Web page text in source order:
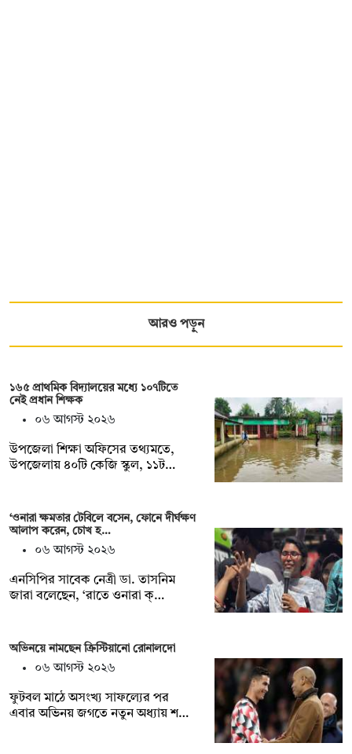
আরও পড়ুন
১৬৫ প্রাথমিক বিদ্যালয়ের মধ্যে ১০৭টিতে
নেই প্রধান শিক্ষক
০৬ আগস্ট ২০২৬
উপজেলা শিক্ষা অফিসের তথ্যমতে,
উপজেলায় ৪০টি কেজি স্কুল, ১১ট…
‘ওনারা ক্ষমতার টেবিলে বসেন, ফোনে দীর্ঘক্ষণ
আলাপ করেন, চোখ হ…
০৬ আগস্ট ২০২৬
এনসিপির সাবেক নেত্রী ডা. তাসনিম
জারা বলেছেন, ‘রাতে ওনারা ক্…
অভিনয়ে নামছেন ক্রিস্টিয়ানো রোনালদো
০৬ আগস্ট ২০২৬
ফুটবল মাঠে অসংখ্য সাফল্যের পর
এবার অভিনয় জগতে নতুন অধ্যায় শ…